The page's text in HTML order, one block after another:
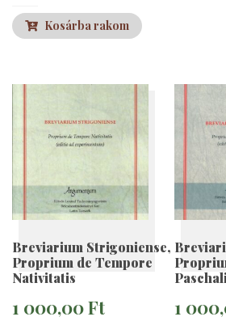
Kosárba rakom
Breviarium Strigoniense,
Proprium de Tempore
Nativitatis
1 000,00Ft 1